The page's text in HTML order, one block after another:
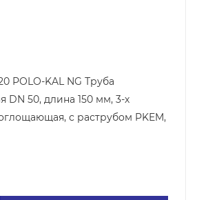
POLO-KAL NG Труба
DN 50, длина 150 мм, 3-х
с раструбом PKEM,